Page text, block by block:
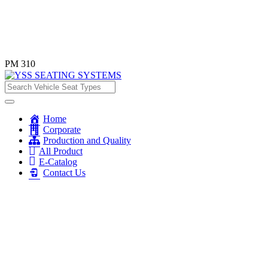
PM 310
Home
Corporate
Production and Quality
All Product
E-Catalog
Contact Us